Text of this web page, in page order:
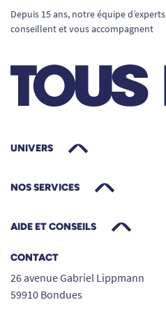
Soutien fiable pour
en toute sécurité
une prise en main
mains mouillées
Conception robuste
Installation facile,
Design blanc discret,
Léger, peu
Compatible avec la
standard
Idéal pour
Depuis 15 ans, notre équipe
conseillent et vous accompagnent
UNIVERS
NOS SERVICES
AIDE ET CONSEILS
CONTACT
26 avenue Gabriel Lippmann
59910 Bondues